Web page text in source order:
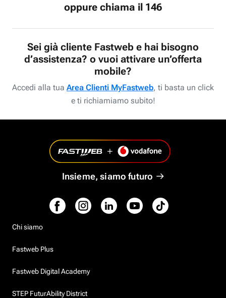
oppure chiama il 146
Sei già cliente Fastweb e hai bisogno
d’assistenza? o vuoi attivare un’offerta
mobile?
Accedi alla tua Area Clienti MyFastweb, ti basta un click
e ti richiamiamo subito!
Insieme, siamo futuro
Chi siamo
Fastweb Plus
Fastweb Digital Academy
STEP FuturAbility District